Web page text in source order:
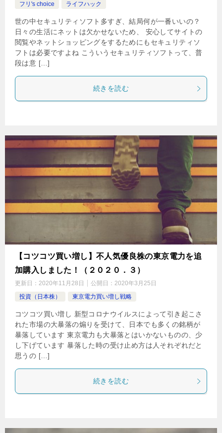
フリ's choice
ライフハック
世の中セキュリティソフト多すぎ、結局何が一番いいの？
日々の生活にネットは欠かせないため、 安心してサイトの
閲覧やネットショッピングをするためにもセキュリティソ
フトは必要ですよね こういうセキュリティソフトって、普
段は意 […]
続きを読む
【コツコツ買い増し】不人気優良株の東京電力を追
加購入しました！（２０２０．３）
更新日： 2020年11月28日 公開日： 2020年3月25日
投資（日本株）
東京電力買い増し戦略
コツコツ買い増し 新型コロナウイルスによって引き起こさ
れた市場の大暴落の煽りを受けて、日本でも多くの銘柄が
暴落しています 東京電力も大暴落とはいかないものの、少
し下げています 暴落した時の受け止め方は人それぞれだと
思うの […]
続きを読む